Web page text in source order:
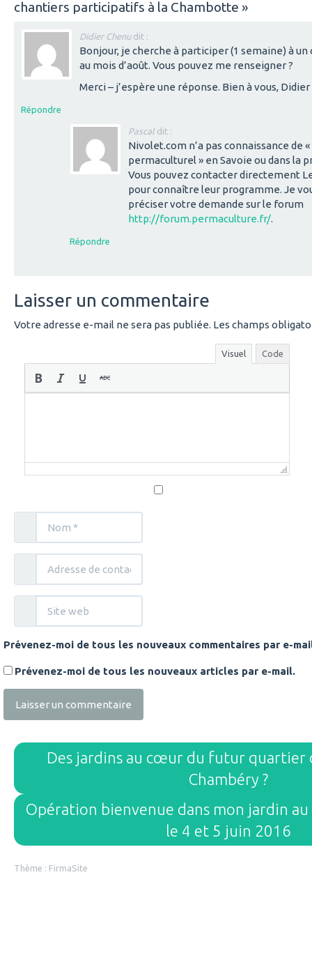
chantiers participatifs à la Chambotte »
Didier Chenu dit :
Bonjour, je cherche à participer (1 semaine) à
au mois d’août. Vous pouvez me renseigner ?
Merci – j’espère une réponse. Bien à vous, Didier
Répondre
Pascal dit :
Nivolet.com n’a pas connaissance de
permaculturel » en Savoie ou dans la
Vous pouvez contacter directement
pour connaître leur programme. Je
préciser votre demande sur le forum
http://forum.permaculture.fr/.
Répondre
Laisser un commentaire
Votre adresse e-mail ne sera pas publiée. Les champs
Visuel Code
Prévenez-moi de tous les nouveaux commentaires par e-
Prévenez-moi de tous les nouveaux articles par e-mail.
Des jardins au cœur du futur quartier
Chambéry ?
Opération bienvenue dans mon jardin
le 4 et 5 juin 2016
Thème : FirmaSite